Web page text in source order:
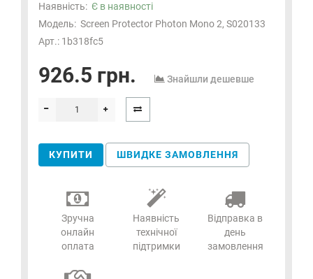
Наявність: Є в наявності
Модель: Screen Protector Photon Mono 2, S020133
Арт.: 1b318fc5
926.5 грн. Знайшли дешевше
КУПИТИ ШВИДКЕ ЗАМОВЛЕННЯ
Зручна
онлайн
оплата
Наявність
технічної
підтримки
Відправка в
день
замовлення